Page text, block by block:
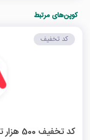
کوپن‌های مرتبط
کد تخفیف 500 هزار تومانی اشتراک یک ساله اپتیت
کد تخفیف